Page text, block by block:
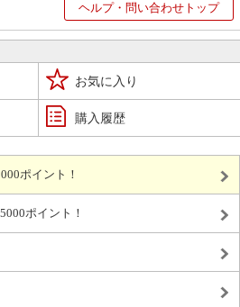
ヘルプ・問い合わせトップ
お気に入り
購入履歴
ポイント！
ポイント！